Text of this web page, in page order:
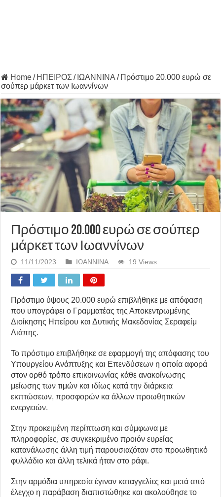
Home/ ΗΠΕΙΡΟΣ / ΙΩΑΝΝΙΝΑ / Πρόστιμο 20.000 ευρώ σε
σούπερ μάρκετ των Ιωαννίνων
Πρόστιμο 20.000 ευρώ σε σούπερ
μάρκετ των Ιωαννίνων
11/11/2023 ΙΩΑΝΝΙΝΑ 19 Views
Πρόστιμο ύψους 20.000 ευρώ επιβλήθηκε με απόφαση
που υπογράφει ο Γραμματέας της Αποκεντρωμένης
Διοίκησης Ηπείρου και Δυτικής Μακεδονίας Σεραφείμ
Λιάπης.
Το πρόστιμο επιβλήθηκε σε εφαρμογή της απόφασης του
Υπουργείου Ανάπτυξης και Επενδύσεων η οποία αφορά
στον ορθό τρόπο επικοινωνίας κάθε ανακοίνωσης
μείωσης των τιμών και ιδίως κατά την διάρκεια
εκπτώσεων, προσφορών κα άλλων προωθητικών
ενεργειών.
Στην προκειμένη περίπτωση και σύμφωνα με
πληροφορίες, σε συγκεκριμένο προιόν ευρείας
κατανάλωσης άλλη τιμή παρουσιαζόταν στο προωθητικό
φυλλάδιο και άλλη τελικά ήταν στο ράφι.
Στην αρμόδια υπηρεσία έγιναν καταγγελίες και μετά από
έλεγχο η παράβαση διαπιστώθηκε και ακολούθησε το